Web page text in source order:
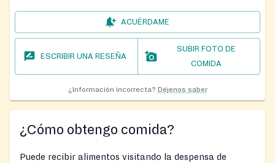
ACUÉRDAME
ESCRIBIR UNA RESEÑA
SUBIR FOTO DE
COMIDA
¿Información incorrecta? Déjenos saber
¿Cómo obtengo comida?
Puede recibir alimentos visitando la despensa de